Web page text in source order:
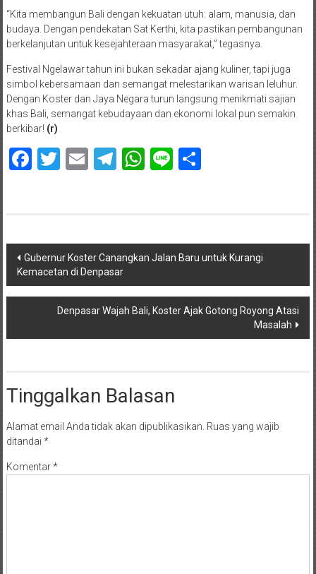
“Kita membangun Bali dengan kekuatan utuh: alam, manusia, dan
budaya. Dengan pendekatan Sat Kerthi, kita pastikan pembangunan
berkelanjutan untuk kesejahteraan masyarakat,” tegasnya.
Festival Ngelawar tahun ini bukan sekadar ajang kuliner, tapi juga
simbol kebersamaan dan semangat melestarikan warisan leluhur.
Dengan Koster dan Jaya Negara turun langsung menikmati sajian
khas Bali, semangat kebudayaan dan ekonomi lokal pun semakin
berkibar! (r)
Facebook
Twitter
EmailTelegram
WhatsApp
LineShare
Navigasi
pos
Gubernur Koster Canangkan Jalan Baru untuk Kurangi
Kemacetan di Denpasar
Denpasar Wajah Bali, Koster Ajak Gotong Royong Atasi
Masalah
Tinggalkan Balasan
Alamat email Anda tidak akan dipublikasikan. Ruas yang wajib
ditandai *
Komentar*